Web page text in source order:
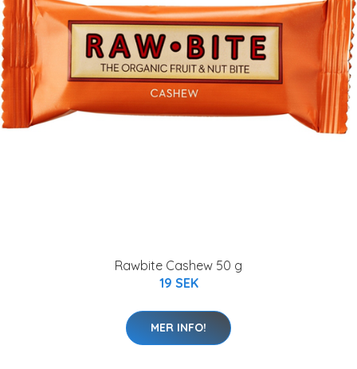
Rawbite Cashew 50 g
19 SEK
MER INFO!